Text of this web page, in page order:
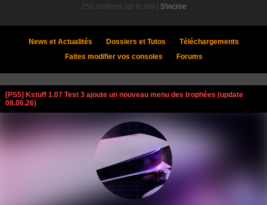
758 visiteurs sur le site | S'incrire
News et Actualités Dossiers et Tutos
Téléchargements
Faites modifier vos consoles
Forums
[PS5] Kstuff 1.07 Test 3 ajoute un nouveau menu des trophées (update
08.06.26)